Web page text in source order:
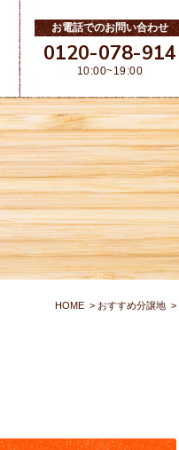
お電話でのお問い合わせ
0120-078-914
10:00~19:00
HOME おすすめ分譲地